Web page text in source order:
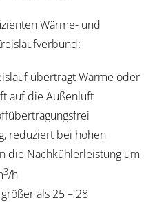
Wärme- und
überträgt Wärme oder
auf die Außenluft
reduziert bei hohen
die Nachkühlerleistung um
3/h
als 25 – 28